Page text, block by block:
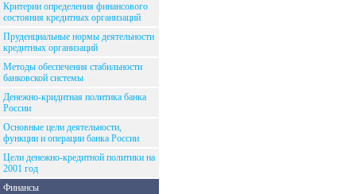
Критерии определения финансового
состояния кредитных организаций
Пруденциальные нормы деятельности
кредитных организаций
Методы обеспечения стабильности
банковской системы
Денежно-кридитная политика банка
России
Основные цели деятельности,
функции и операции банка России
Цели денежно-кредитной политики на
2001 год
Финансы